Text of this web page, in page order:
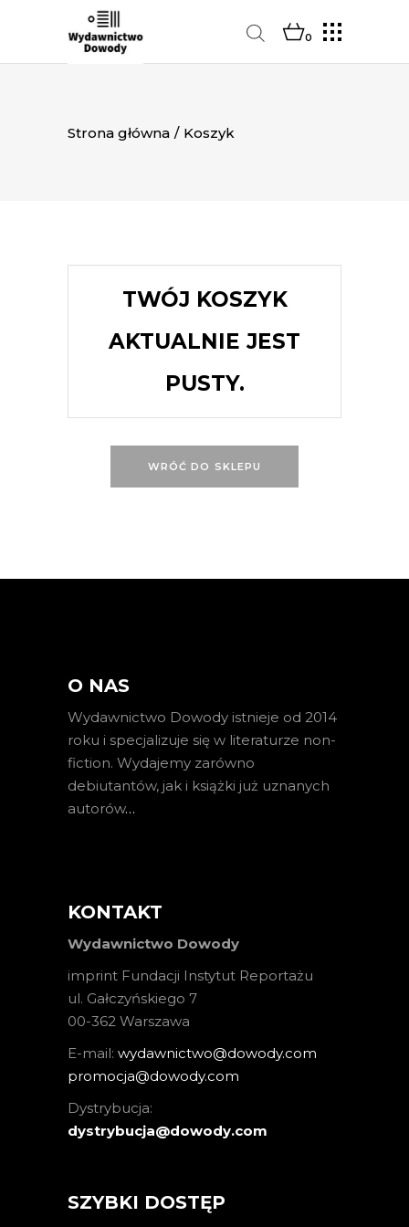
0
Strona główna / Koszyk
TWÓJ KOSZYK
AKTUALNIE JEST
PUSTY.
WRÓĆ DO SKLEPU
O NAS
Wydawnictwo Dowody istnieje od 2014
roku i specjalizuje się w literaturze non-
fiction. Wydajemy zarówno
debiutantów, jak i książki już uznanych
autorów…
KONTAKT
Wydawnictwo Dowody
imprint Fundacji Instytut Reportażu
ul. Gałczyńskiego 7
00-362 Warszawa
E-mail: wydawnictwo@dowody.com
promocja@dowody.com
Dystrybucja:
dystrybucja@dowody.com
SZYBKI DOSTĘP